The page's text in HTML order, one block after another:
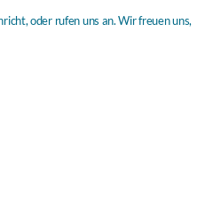
oder rufen uns an. Wir freuen uns,